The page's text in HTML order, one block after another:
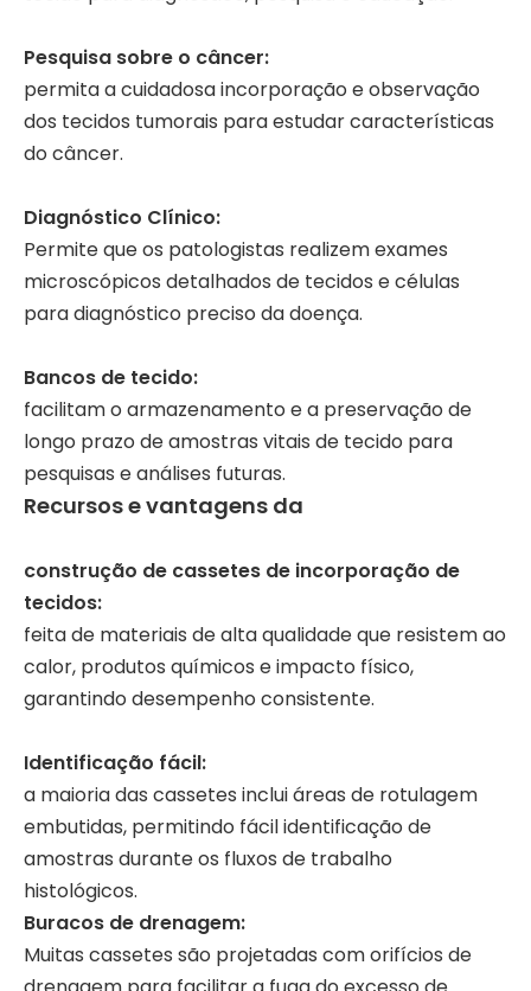
Pesquisa sobre o câncer:
permita a cuidadosa incorporação e observação
dos tecidos tumorais para estudar características
do câncer.
Diagnóstico Clínico:
Permite que os patologistas realizem exames
microscópicos detalhados de tecidos e células
para diagnóstico preciso da doença.
Bancos de tecido:
facilitam o armazenamento e a preservação de
longo prazo de amostras vitais de tecido para
pesquisas e análises futuras.
Recursos e vantagens da
construção de cassetes de incorporação de
tecidos:
feita de materiais de alta qualidade que resistem ao
calor, produtos químicos e impacto físico,
garantindo desempenho consistente.
Identificação fácil:
a maioria das cassetes inclui áreas de rotulagem
embutidas, permitindo fácil identificação de
amostras durante os fluxos de trabalho
histológicos.
Buracos de drenagem:
Muitas cassetes são projetadas com orifícios de